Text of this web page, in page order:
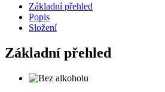
Základní přehled
Popis
Složení
Základní přehled